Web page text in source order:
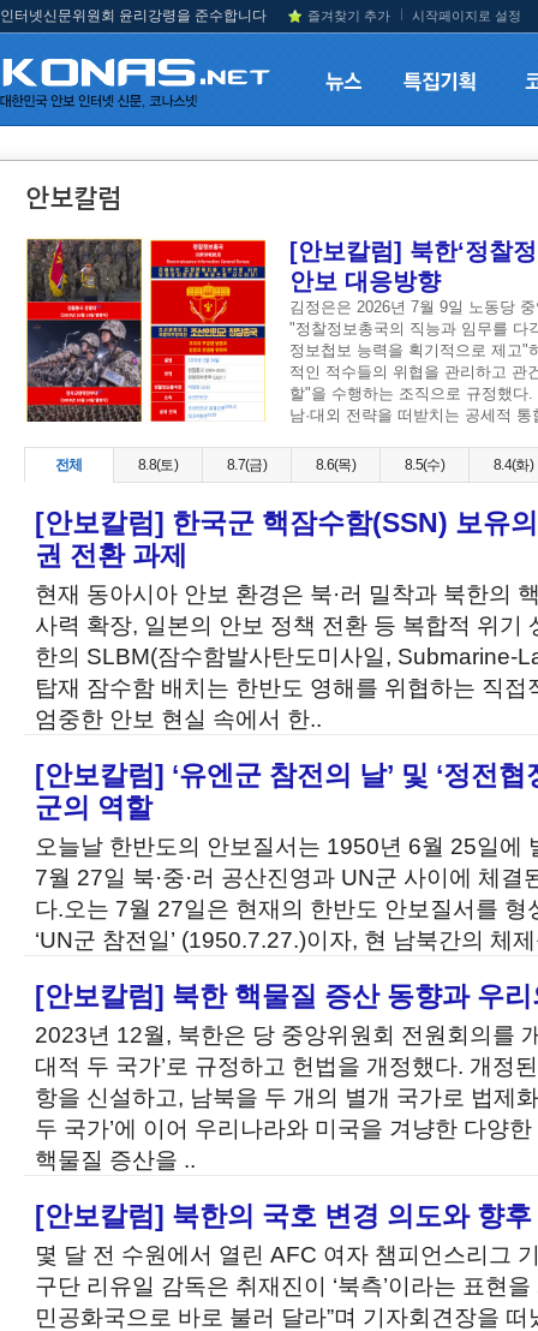
인터넷신문위원회 윤리강령을 준수합니다 즐겨찾기 추가 시작페이지로 설정
[안보칼럼] 북한‘정찰
안보 대응방향
김정은은 2026년 7월 9일 노동당
"정찰정보총국의 직능과 임무를 다
정보첩보 능력을 획기적으로 제고"
적인 적수들의 위협을 관리하고 관
할"을 수행하는 조직으로 규정했
남·대외 전략을 떠받치는 공세적
전체 8.8(토) 8.7(금) 8.6(목) 8.5(수) 8.4(화)
[안보칼럼] 한국군 핵잠수함(SSN) 보유
권 전환 과제
현재 동아시아 안보 환경은 북·러 밀착과 북한의
사력 확장, 일본의 안보 정책 전환 등 복합적 위기
한의 SLBM(잠수함발사탄도미사일, Submarine-
탑재 잠수함 배치는 한반도 영해를 위협하는 직
엄중한 안보 현실 속에서 한..
[안보칼럼] ‘유엔군 참전의 날’ 및 ‘정전
군의 역할
오늘날 한반도의 안보질서는 1950년 6월 25일에
7월 27일 북·중·러 공산진영과 UN군 사이에 체결
다.오는 7월 27일은 현재의 한반도 안보질서를
‘UN군 참전일’ (1950.7.27.)이자, 현 남북간의 체
[안보칼럼] 북한 핵물질 증산 동향과 우
2023년 12월, 북한은 당 중앙위원회 전원회의를
대적 두 국가’로 규정하고 헌법을 개정했다. 개정
항을 신설하고, 남북을 두 개의 별개 국가로 법제
두 국가’에 이어 우리나라와 미국을 겨냥한 다양
핵물질 증산을 ..
[안보칼럼] 북한의 국호 변경 의도와 향
몇 달 전 수원에서 열린 AFC 여자 챔피언스리그
구단 리유일 감독은 취재진이 ‘북측’이라는 표현
민공화국으로 바로 불러 달라”며 기자회견장을